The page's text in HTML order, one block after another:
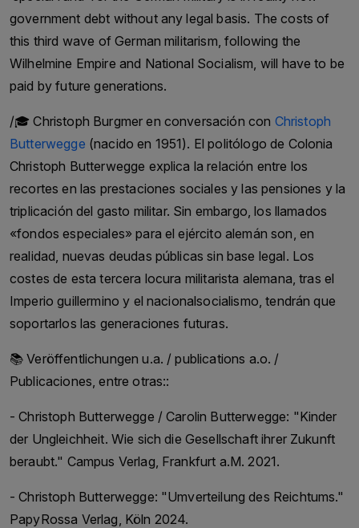
Christoph Burgmer. Hameed Haroon is the
current managing director of the Dawn Media
Group. The Dawn Media Group is a media
company based in Karachi, Pakistan, owned by
Saigol families are among the most powerful and
influential families in Pakistan. Their economic
and political activities span various sectors,
including textiles, cement and the media. Under
the leadership of Hameed Haroon, the Dawn
Media Group has become one of Pakistan’s
leading media organisations. The company owns
and operates a range of media outlets, including
the English-language newspaper *Dawn*, the
Urdu-language newspaper *Express* and the
television news channel *Dawn News* .The
Dawn Media Group, under the leadership of
integrity and freedom of expression in Pakistan.
It has received numerous awards and accolades
for its journalism, including the International
Press Freedom Award from the Committee to
Protect Journalists.
government debt without any legal basis. The costs of
this third wave of German militarism, following the
Wilhelmine Empire and National Socialism, will have to be
paid by future generations.
/🎓 Christoph Burgmer en conversación con Christoph
Butterwegge (nacido en 1951). El politólogo de Colonia
Christoph Butterwegge explica la relación entre los
recortes en las prestaciones sociales y las pensiones y la
triplicación del gasto militar. Sin embargo, los llamados
«fondos especiales» para el ejército alemán son, en
realidad, nuevas deudas públicas sin base legal. Los
costes de esta tercera locura militarista alemana, tras el
Imperio guillermino y el nacionalsocialismo, tendrán que
soportarlos las generaciones futuras.
📚 Veröffentlichungen u.a. / publications a.o. /
Publicaciones, entre otras::
- Christoph Butterwegge / Carolin Butterwegge: "Kinder
der Ungleichheit. Wie sich die Gesellschaft ihrer Zukunft
beraubt." Campus Verlag, Frankfurt a.M. 2021.
- Christoph Butterwegge: "Umverteilung des Reichtums."
PapyRossa Verlag, Köln 2024.